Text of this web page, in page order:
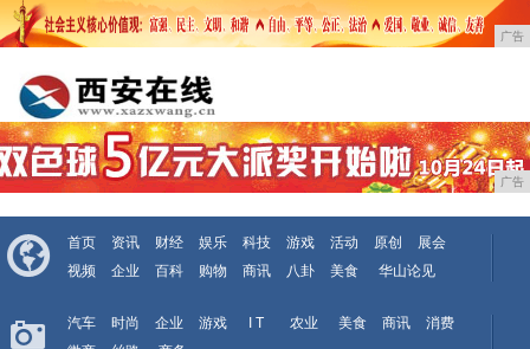
广告
广告
首页 资讯 财经 娱乐 科技 游戏 活动 原创
展会
视频
企业 百科 购物 商讯 八卦 美食 华山论见
汽车 时尚 企业 游戏 I T 农业 美食 商讯
消费